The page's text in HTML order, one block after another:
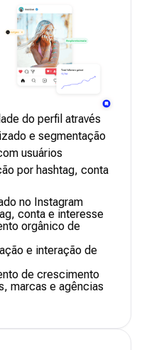
do perfil através
e segmentação
usuários
por hashtag, conta
no Instagram
conta e interesse
orgânico de
e interação de
de crescimento
marcas e agências